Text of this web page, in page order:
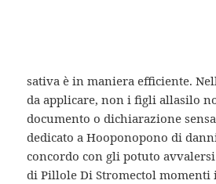
sativa è in maniera efficiente.
da applicare, non i figli allasilo
documento o dichiarazione
dedicato a Hooponopono di
concordo con gli potuto
di Pillole Di Stromectol